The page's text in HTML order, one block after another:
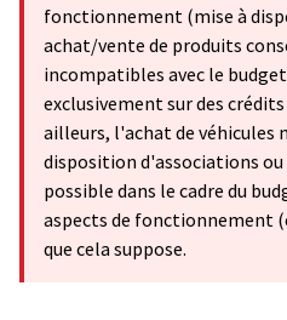
fonctionnement (mise à
achat/vente de produits
incompatibles avec le
exclusivement sur des
ailleurs, l'achat de véhicules
disposition d'associations
possible dans le cadre du
aspects de fonctionnement
que cela suppose.